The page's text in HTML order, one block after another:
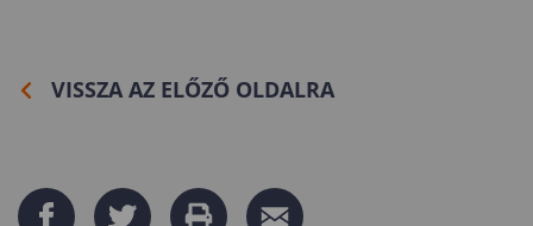
VISSZA AZ ELŐZŐ OLDALRA